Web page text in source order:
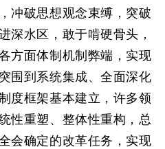
冲破思想观念束缚，突破
深水区，敢于啃硬骨头，
方面体制机制弊端，实现
围到系统集成、全面深化
度框架基本建立，许多领
性重塑、整体性重构，总
会确定的改革任务，实现